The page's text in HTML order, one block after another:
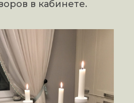
в кабинете.